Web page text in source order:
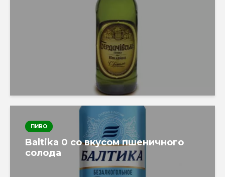
ПИВО
Baltika 0 со вкусом пшеничного
солода